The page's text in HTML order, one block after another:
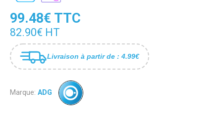
99.48€ TTC
82.90€ HT
Livraison à partir de : 4.99€
Marque: ADG